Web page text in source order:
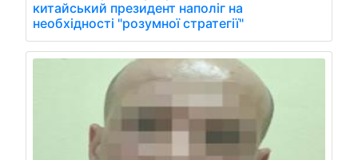
китайський президент наполіг на
необхідності "розумної стратегії"